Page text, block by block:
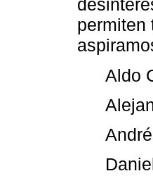
permiten
Aldo